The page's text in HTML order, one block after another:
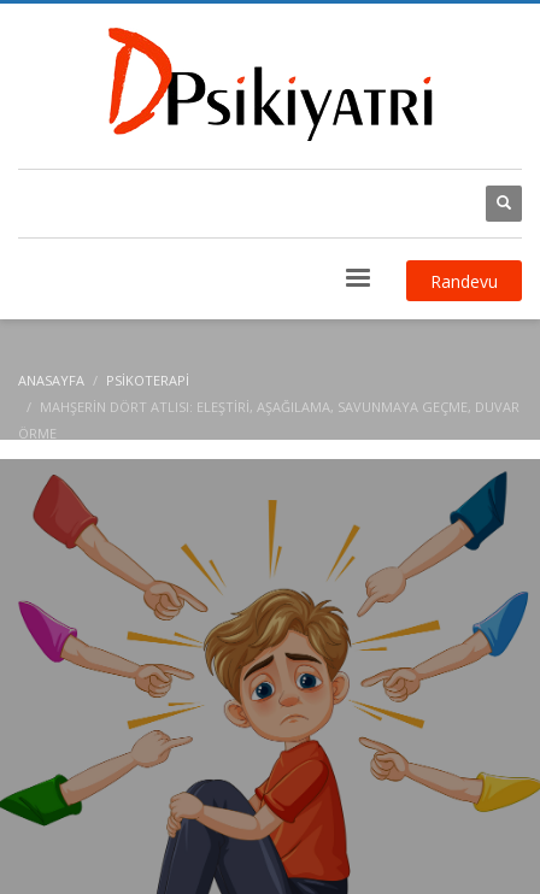
Randevu
ANASAYFA
PSIKOTERAPI
MAHŞERIN DÖRT ATLISI: ELEŞTIRI, AŞAĞILAMA, SAVUNMAYA GEÇME, DUVAR
ÖRME